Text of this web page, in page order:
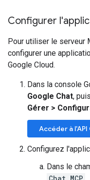
Configurer
Pour utiliser le serveur
configurer une
Google Cloud.
Dans la console
Google Chat,
Gérer >
Accéder à
Configurez
Dans le